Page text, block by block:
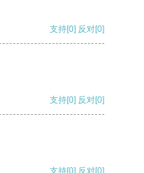
支持[0] 反对[0]
支持[0] 反对[0]
支持[0] 反对[0]